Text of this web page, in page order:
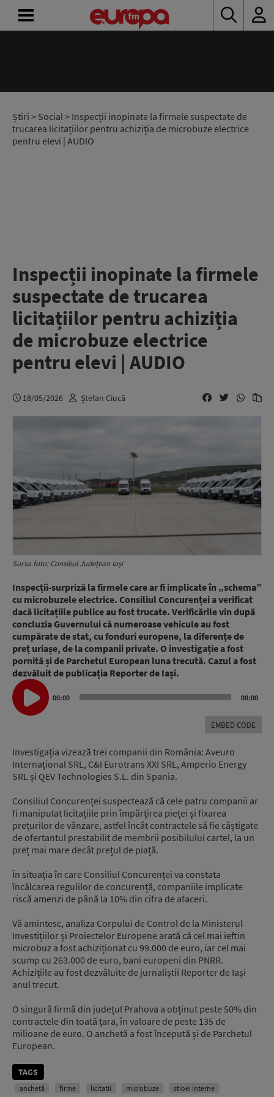
Știri > Social> Inspecții inopinate la firmele suspectate de
trucarea licitațiilor pentru achiziția de microbuze electrice
pentru elevi | AUDIO
Inspecții inopinate la firmele
suspectate de trucarea
licitațiilor pentru achiziția
de microbuze electrice
pentru elevi | AUDIO
18/05/2026 Ștefan Ciucă
Sursa foto: Consiliul Județean Iași
Inspecții-surpriză la firmele care ar fi implicate în „schema”
cu microbuzele electrice. Consiliul Concurenței a verificat
dacă licitațiile publice au fost trucate. Verificările vin după
concluzia Guvernului că numeroase vehicule au fost
cumpărate de stat, cu fonduri europene, la diferențe de
preț uriașe, de la companii private. O investigație a fost
pornită și de Parchetul European luna trecută. Cazul a fost
dezvăluit de publicația Reporter de Iași.
Audio
Player
00:00 00:00
EMBED CODE
Investigația vizează trei companii din România: Aveuro
Internațional SRL, C&I Eurotrans XXI SRL, Amperio Energy
SRL și QEV Technologies S.L. din Spania.
Consiliul Concurenței suspectează că cele patru companii ar
fi manipulat licitațiile prin împărțirea pieței și fixarea
prețurilor de vânzare, astfel încât contractele să fie câștigate
de ofertantul prestabilit de membrii posibilului cartel, la un
preț mai mare decât prețul de piață.
În situația în care Consiliul Concurenței va constata
încălcarea regulilor de concurență, companiile implicate
riscă amenzi de până la 10% din cifra de afaceri.
Vă amintesc, analiza Corpului de Control de la Ministerul
Investițiilor și Proiectelor Europene arată că cel mai ieftin
microbuz a fost achiziționat cu 99.000 de euro, iar cel mai
scump cu 263.000 de euro, bani europeni din PNRR.
Achizițiile au fost dezvăluite de jurnaliștii Reporter de Iași
anul trecut.
O singură firmă din județul Prahova a obținut peste 50% din
contractele din toată țara, în valoare de peste 135 de
milioane de euro. O anchetă a fost începută și de Parchetul
European.
TAGS
anchetă firme licitatii microbuze stioei interne
RADIO
CONCURSURI